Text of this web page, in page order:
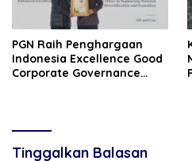
‎PGN Raih Penghargaan
Indonesia‎ Excellence Good
Corporate Governance
Tinggalkan Balasan